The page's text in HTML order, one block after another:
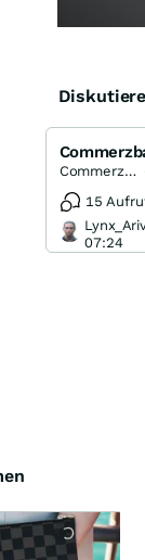
Commerzbank
15
07:24